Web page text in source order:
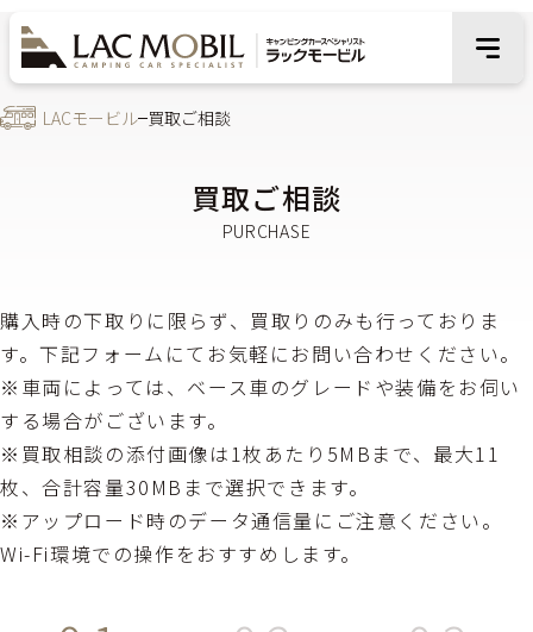
LACモービル 買取ご相談
買取ご相談
購入時の下取りに限らず、買取りのみも行っておりま
す。下記フォームにてお気軽にお問い合わせください。
※車両によっては、ベース車のグレードや装備をお伺い
する場合がございます。
※買取相談の添付画像は1枚あたり5MBまで、最大11
枚、合計容量30MBまで選択できます。
※アップロード時のデータ通信量にご注意ください。
Wi-Fi環境での操作をおすすめします。